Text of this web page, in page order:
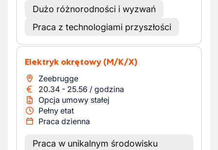
Dużo różnorodności i wyzwań
Praca z technologiami przyszłości
Elektryk okrętowy (M/K/X)
Zeebrugge
20.34 - 25.56 / godzina
Opcja umowy stałej
Pełny etat
Praca dzienna
Praca w unikalnym środowisku